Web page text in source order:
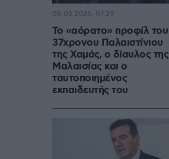
Το «αόρατο» προφίλ του
37χρονου Παλαιστίνιου
της Χαμάς, ο δίαυλος της
Μαλαισίας και ο
ταυτοποιημένος
εκπαιδευτής του
08.06.2026, 07:29